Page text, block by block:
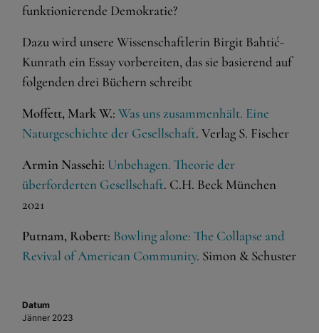
funktionierende Demokratie?
Dazu wird unsere Wissenschaftlerin Birgit Bahtić-
Kunrath ein Essay vorbereiten, das sie basierend auf
folgenden drei Büchern schreibt
Moffett, Mark W.: Was uns zusammenhält. Eine
Naturgeschichte der Gesellschaft. Verlag S. Fischer
Armin Nassehi: Unbehagen. Theorie der
überforderten Gesellschaft. C.H. Beck München
2021
Putnam, Robert: Bowling alone: The Collapse and
Revival of American Community. Simon & Schuster
Datum
Jänner 2023